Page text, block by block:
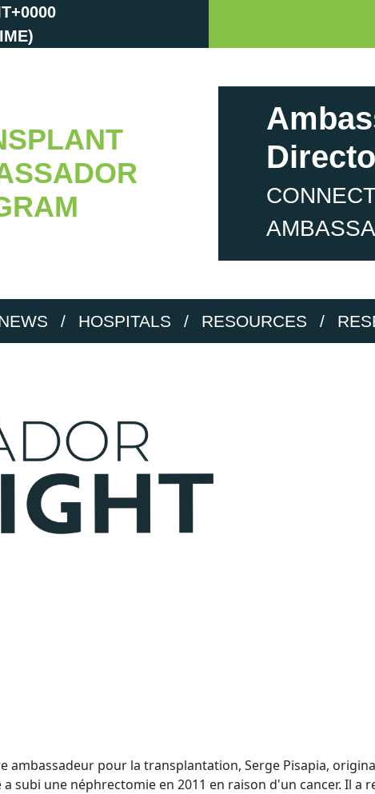
/ HOSPITALS / RESOURCES /
pour la transplantation, Serge Pisapia,
subi une néphrectomie en 2011 en raison d'un cancer. Il a